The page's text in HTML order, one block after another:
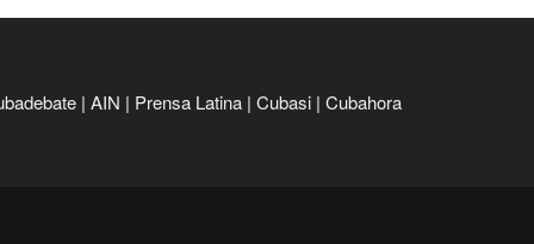
| AIN | Prensa Latina | Cubasi | Cubahora